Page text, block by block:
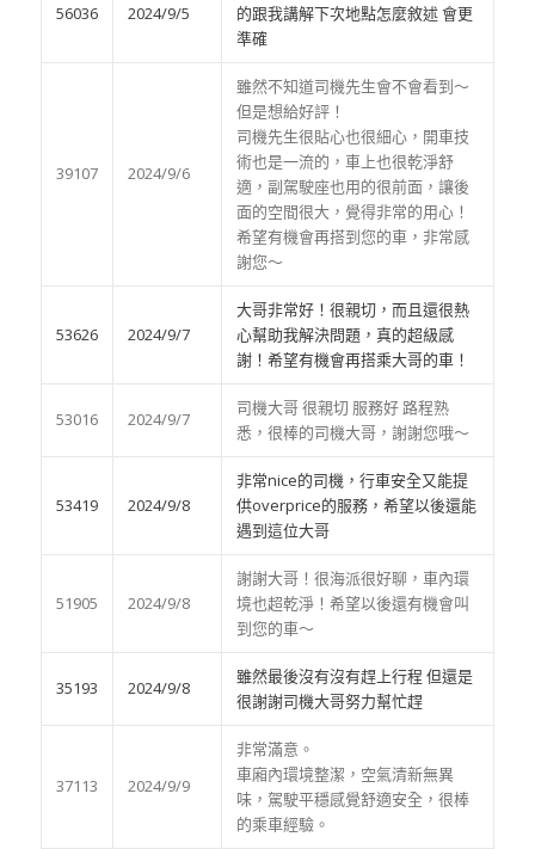
56036 2024/9/5
的跟我講解下次地點怎麼敘述 會更
準確
39107 2024/9/6
雖然不知道司機先生會不會看到～
但是想給好評！
司機先生很貼心也很細心，開車技
術也是一流的，車上也很乾淨舒
適，副駕駛座也用的很前面，讓後
面的空間很大，覺得非常的用心！
希望有機會再搭到您的車，非常感
謝您～
53626 2024/9/7
大哥非常好！很親切，而且還很熱
心幫助我解決問題，真的超級感
謝！希望有機會再搭乘大哥的車！
53016 2024/9/7
司機大哥 很親切 服務好 路程熟
悉，很棒的司機大哥，謝謝您哦～
53419 2024/9/8
非常nice的司機，行車安全又能提
供overprice的服務，希望以後還能
遇到這位大哥
51905 2024/9/8
謝謝大哥！很海派很好聊，車內環
境也超乾淨！希望以後還有機會叫
到您的車～
35193 2024/9/8
雖然最後沒有沒有趕上行程 但還是
很謝謝司機大哥努力幫忙趕
37113 2024/9/9
非常滿意。
車廂內環境整潔，空氣清新無異
味，駕駛平穩感覺舒適安全，很棒
的乘車經驗。